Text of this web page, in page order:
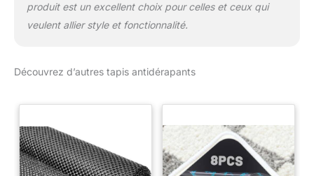
produit est un excellent choix pour celles et ceux qui
veulent allier style et fonctionnalité.
Découvrez d’autres tapis antidérapants